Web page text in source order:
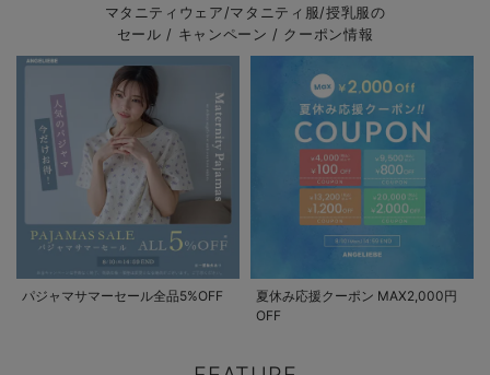
マタニティウェア/マタニティ服/授乳服の
セール / キャンペーン / クーポン情報
パジャマサマーセール全品5%OFF
夏休み応援クーポン MAX2,000円
OFF